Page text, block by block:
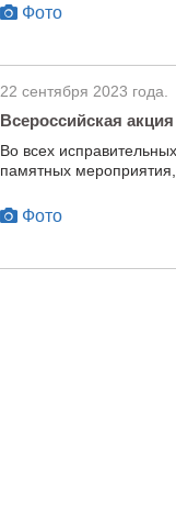
Фото
22 сентября 2023 года.
Всероссийская
Во всех
памятных
Фото